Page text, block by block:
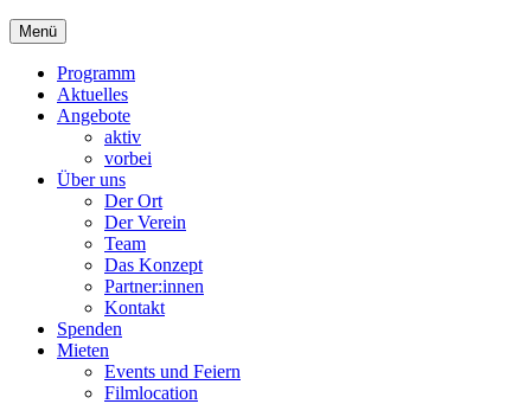
Primäres
Menü
Menü
Programm
Aktuelles
Angebote
aktiv
vorbei
Über uns
Der Ort
Der Verein
Team
Das Konzept
Partner:innen
Kontakt
Spenden
Mieten
Events und Feiern
Filmlocation